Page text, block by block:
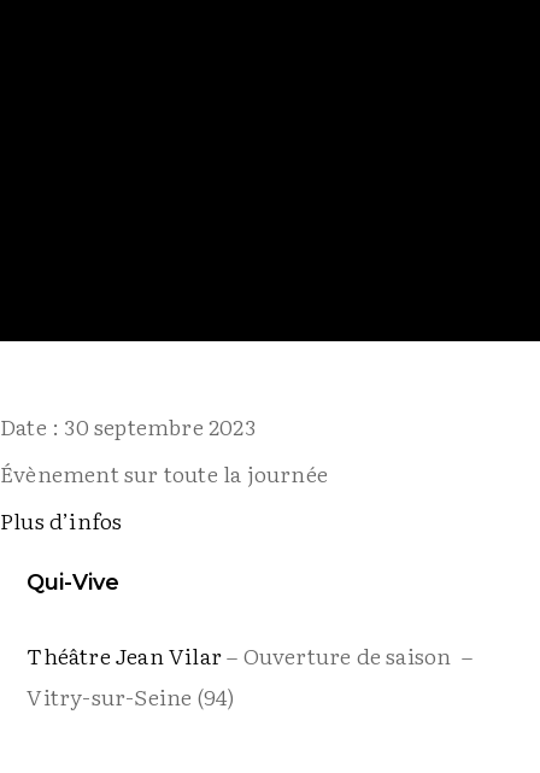
Date : 30 septembre 2023
Évènement sur toute la journée
Plus d’infos
Qui-Vive
Théâtre Jean Vilar– Ouverture de saison –
Vitry-sur-Seine (94)